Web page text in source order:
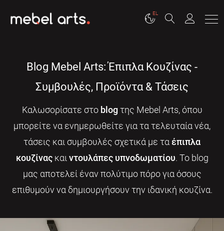
EL
Blog Mebel Arts: Έπιπλα Κουζίνας -
Συμβουλές, Προϊόντα & Τάσεις
Καλωσορίσατε στο blogτης Mebel Arts, όπου
μπορείτε να ενημερωθείτε για τα τελευταία νέα,
τάσεις και συμβουλές σχετικά με τα έπιπλα
κουζίναςκαι ντουλάπες υπνοδωματίου. Το blog
μας αποτελεί έναν πολύτιμο πόρο για όσους
επιθυμούν να δημιουργήσουν την ιδανική κουζίνα.